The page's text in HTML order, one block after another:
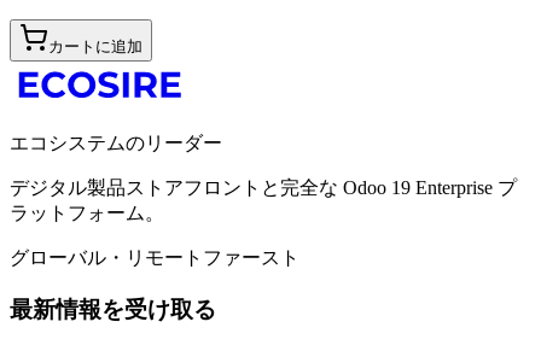
カートに追加
エコシステムのリーダー
デジタル製品ストアフロントと完全な Odoo 19 Enterprise プ
ラットフォーム。
グローバル・リモートファースト
最新情報を受け取る